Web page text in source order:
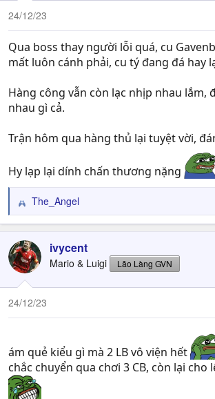
24/12/23
Qua boss thay người lỗi quá, cu
mất luôn cánh phải, cu tý đang đá hay
Hàng công vẫn còn lạc nhịp nhau lắm,
nhau gì cả.
Trận hôm qua hàng thủ lại tuyệt vời,
Hy lạp lại dính chấn thương nặng
R
e
c
t
i
o
n
The_Angel
ivycent
Mario & Luigi Lão Làng GVN
24/12/23
ám quẻ kiểu gì mà 2 LB vô viện hết
chắc chuyển qua chơi 3 CB, còn lại cho